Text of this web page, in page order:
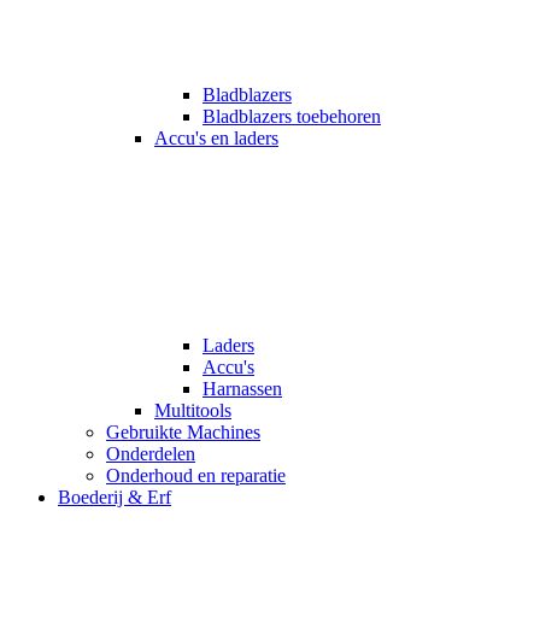
Bladblazers
Bladblazers toebehoren
Accu's en laders
Laders
Accu's
Harnassen
Multitools
Gebruikte Machines
Onderdelen
Onderhoud en reparatie
Boederij & Erf